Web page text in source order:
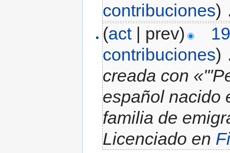
contribuciones)
(act| prev)
contribuciones)
creada con
español nacido
familia de
Licenciado en